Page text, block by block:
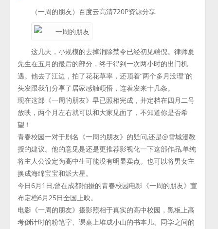
（一周的朋友）百度云高清720P资源分享
这几天，小规模的去掉消除禁令已经初见端倪。律师夏
先生在五月的最后的部分，终于得到一次两小时的出门机
遇。他去了江边，拍了花花草率，还顶着“两个多月没理”的
头发跟我们分享了居家感触领悟，连着发来十几条。
现在这部《一周的朋友》早已照相完成，并定档在四月二号
放映，两个月左右就可以和大家见面了，不知道你是否希
望！
青春校园一对于剧名《一周的朋友》的疑问,还是@雪城漫教
授的建议。他的意见是还是更推荐影视化一下这部作品,单纯
将主人公设定为高中生可能没有明显卖点。也可以将男女主
换成海绵宝宝和派大星。
今日6月1日,曾在成都拍摄的青春校园电影《一周的朋友》宣
布定档6月25日全国上映。
电影《一周的朋友》摄影照相于真实的高中校园，黑板上高
考倒计时的粉笔字、课桌上堆成小山的书本儿、同学之间的